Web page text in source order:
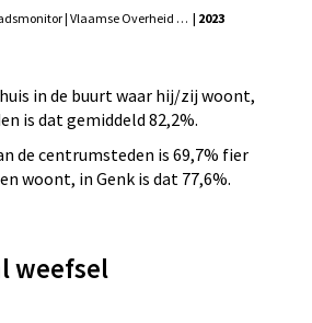
Bron: Survey stadsmonitor | Vlaamse Overheid - Agentschap Binnenlands Bestuur, Statistiek Vlaanderen | 2023
in de buurt waar hij/zij woont,
is dat gemiddeld 82,2%.
de centrumsteden is 69,7% fier
woont, in Genk is dat 77,6%.
weefsel